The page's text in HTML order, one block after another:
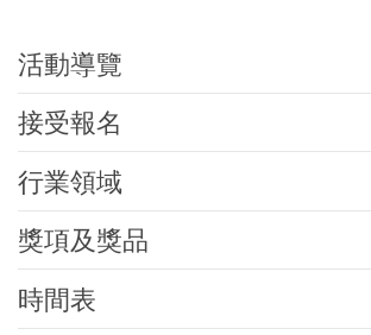
活動導覽
接受報名
行業領域
獎項及獎品
時間表